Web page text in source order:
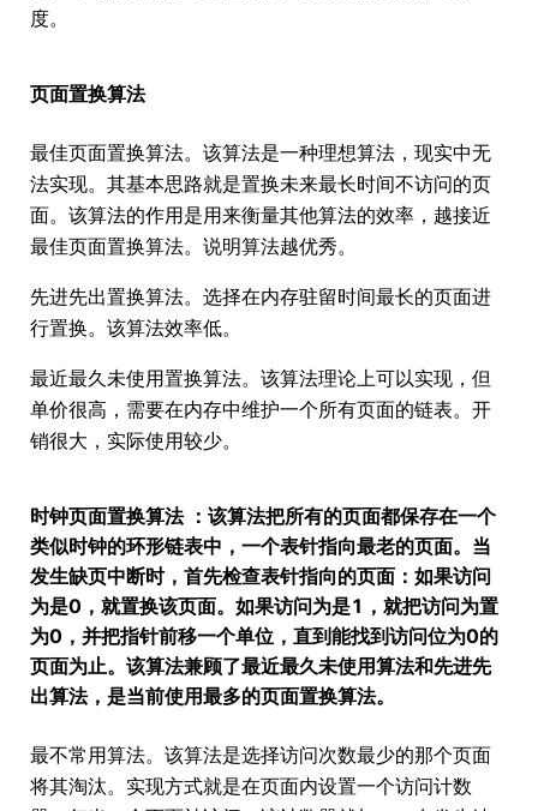
度。
页面置换算法
最佳页面置换算法。该算法是一种理想算法，现实中无
法实现。其基本思路就是置换未来最长时间不访问的页
面。该算法的作用是用来衡量其他算法的效率，越接近
最佳页面置换算法。说明算法越优秀。
先进先出置换算法。选择在内存驻留时间最长的页面进
行置换。该算法效率低。
最近最久未使用置换算法。该算法理论上可以实现，但
单价很高，需要在内存中维护一个所有页面的链表。开
销很大，实际使用较少。
时钟页面置换算法 ：该算法把所有的页面都保存在一个
类似时钟的环形链表中，一个表针指向最老的页面。当
发生缺页中断时，首先检查表针指向的页面：如果访问
为是0，就置换该页面。如果访问为是1，就把访问为置
为0，并把指针前移一个单位，直到能找到访问位为0的
页面为止。该算法兼顾了最近最久未使用算法和先进先
出算法，是当前使用最多的页面置换算法。
最不常用算法。该算法是选择访问次数最少的那个页面
将其淘汰。实现方式就是在页面内设置一个访问计数